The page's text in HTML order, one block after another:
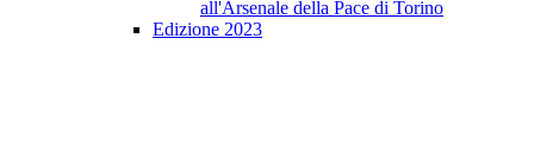
all'Arsenale della Pace di Torino
Edizione 2023